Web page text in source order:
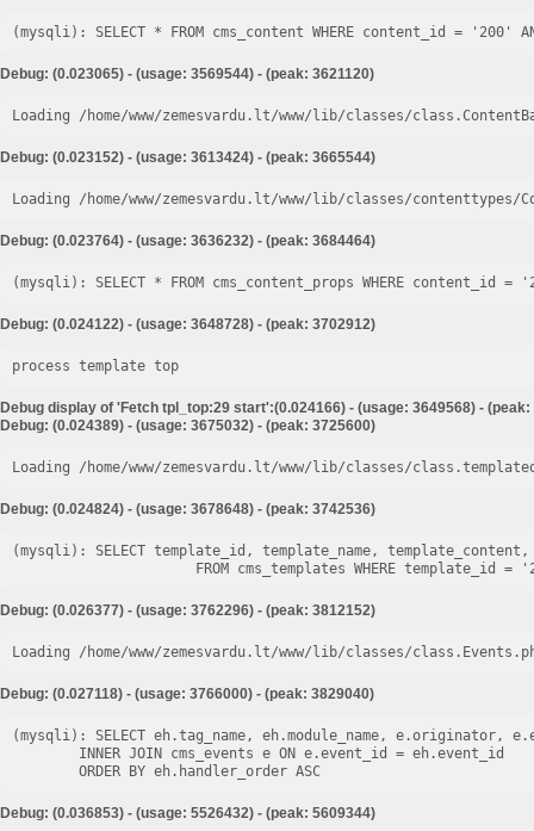
Debug: (0.023065) - (usage: 3569544) - (peak: 3621120)
Loading /home/www/zemesvardu.lt/www/lib/classes/
Debug: (0.023152) - (usage: 3613424) - (peak: 3665544)
Loading /home/www/zemesvardu.lt/www/lib/classes/
Debug: (0.023764) - (usage: 3636232) - (peak: 3684464)
Debug: (0.024122) - (usage: 3648728) - (peak: 3702912)
process template top
Debug display of 'Fetch tpl_top:29 start':(0.024166) - (usage: 3649568) - (peak:
Debug: (0.024389) - (usage: 3675032) - (peak: 3725600)
Loading /home/www/zemesvardu.lt/www/lib/classes/
Debug: (0.024824) - (usage: 3678648) - (peak: 3742536)
(mysqli): SELECT template_id, template_name,
Debug: (0.026377) - (usage: 3762296) - (peak: 3812152)
Loading /home/www/zemesvardu.lt/www/lib/classes/
Debug: (0.027118) - (usage: 3766000) - (peak: 3829040)
(mysqli): SELECT eh.tag_name, eh.module_name, e.originator,
Debug: (0.036853) - (usage: 5526432) - (peak: 5609344)